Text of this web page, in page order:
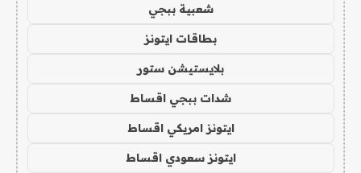
شعبية ببجي
بطاقات ايتونز
بلايستيشن ستور
شدات ببجي اقساط
ايتونز امريكي اقساط
ايتونز سعودي اقساط